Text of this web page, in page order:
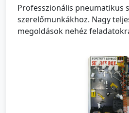
Professzionális pneumatikus
szerelőmunkákhoz. Nagy
megoldások nehéz